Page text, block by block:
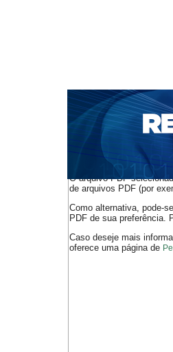
CAPA SOBRE
NOTÍCIAS
PORTAL
BASES DE DADOS E
Capa v. 10, n. 18 (2008)
O arquivo PDF
de arquivos PDF (por
Como alternativa, pode-
PDF de sua preferência.
Caso deseje mais
oferece uma página de